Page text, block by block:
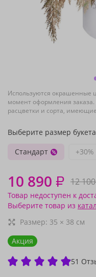
Используются окрашенные
момент оформления
расцветки и сорта,
Выберите размер
Стандарт
10 890 ₽ 12 100
Товар недоступен к
Выберите товар из
Размер: 35 × 38 см
Акция
51